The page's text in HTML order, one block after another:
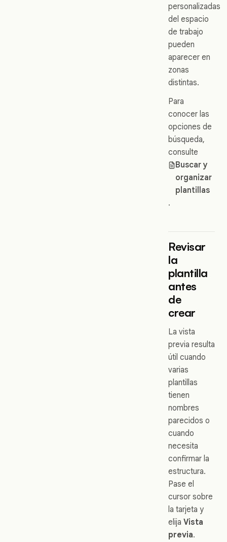
personalizadas
del espacio
de trabajo
pueden
aparecer en
zonas
distintas.
Para
conocer las
opciones de
búsqueda,
consulte
Buscar y
organizar
plantillas
.
Revisar
la
plantilla
antes
de
crear
La vista
previa resulta
útil cuando
varias
plantillas
tienen
nombres
parecidos o
cuando
necesita
confirmar la
estructura.
Pase el
cursor sobre
la tarjeta y
elija Vista
previa.